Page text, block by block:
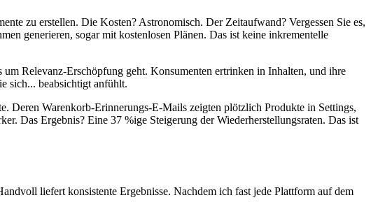
zu erstellen. Die Kosten? Astronomisch. Der Zeitaufwand? Vergessen Sie es,
generieren, sogar mit kostenlosen Plänen. Das ist keine inkrementelle
Relevanz-Erschöpfung geht. Konsumenten ertrinken in Inhalten, und ihre
sich... beabsichtigt anfühlt.
Deren Warenkorb-Erinnerungs-E-Mails zeigten plötzlich Produkte in Settings,
Das Ergebnis? Eine 37 %ige Steigerung der Wiederherstellungsraten. Das ist
liefert konsistente Ergebnisse. Nachdem ich fast jede Plattform auf dem